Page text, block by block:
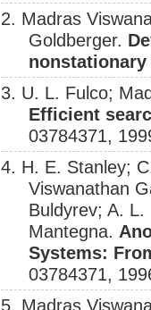
2. Madras
Goldberger.
3. U. L. Fulco;
Efficient
03784371,
4. H. E. Stanley;
Viswanathan
Buldyrev; A.
Mantegna.
Systems:
03784371,
5. Madras